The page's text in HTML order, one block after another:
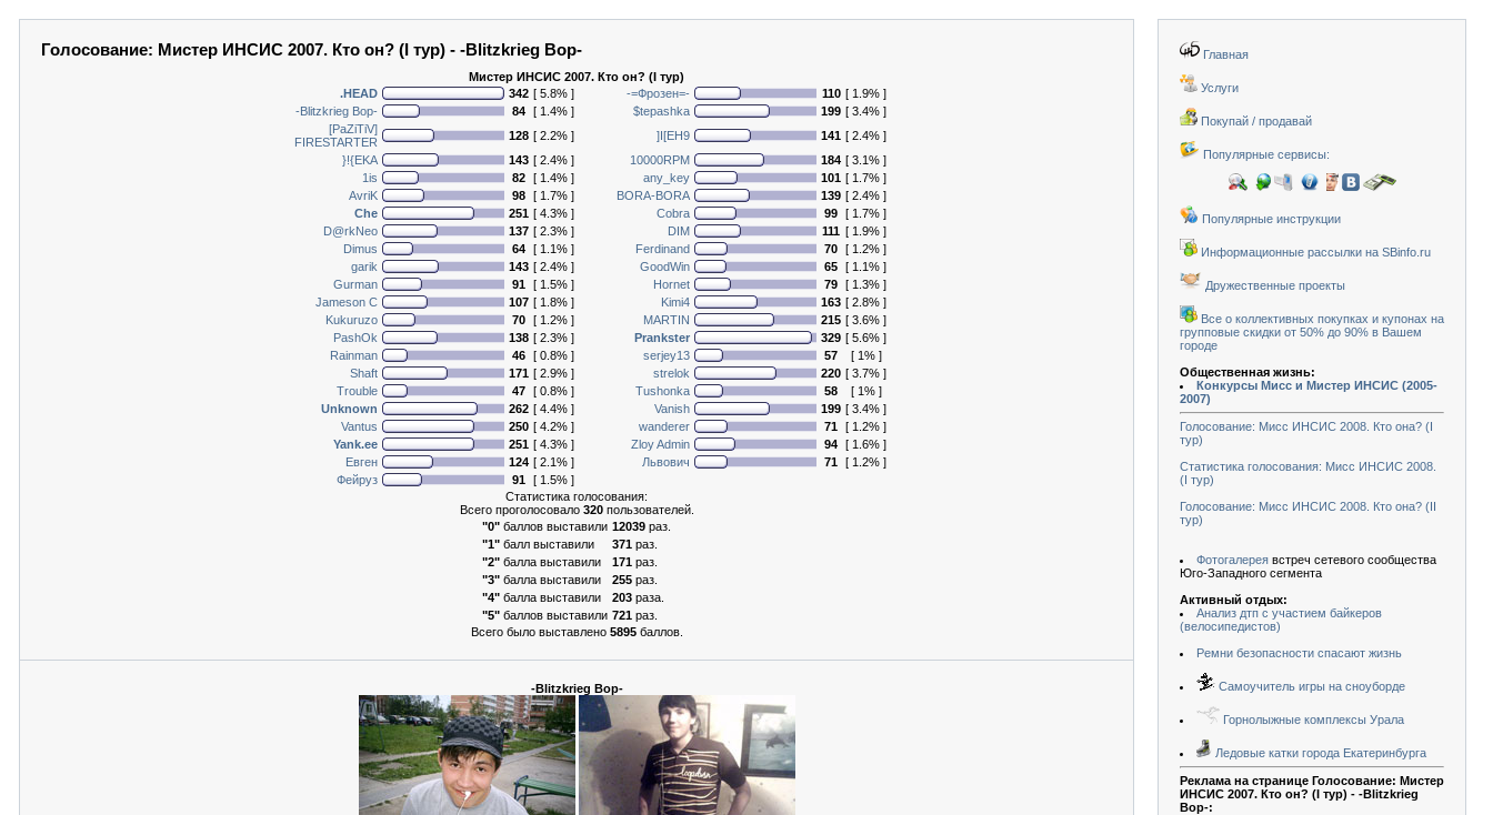
Голосование: Мистер ИНСИС 2007. Кто он? (I тур) - -Blitzkrieg Bop-
Мистер ИНСИС 2007. Кто он? (I тур)
.HEAD
342 [ 5.8% ] -=Фрозен=- 110 [ 1.9% ]
-Blitzkrieg Bop-
84 [ 1.4% ] $tepashka 199 [ 3.4% ]
[PaZiTiV]
FIRESTARTER
128 [ 2.2% ] ]I[EH9 141 [ 2.4% ]
}!{EKA
143 [ 2.4% ] 10000RPM 184 [ 3.1% ]
1is
82 [ 1.4% ] any_key 101 [ 1.7% ]
AvriK
98 [ 1.7% ] BORA-BORA 139 [ 2.4% ]
Che
251 [ 4.3% ] Cobra 99 [ 1.7% ]
D@rkNeo
137 [ 2.3% ] DIM 111 [ 1.9% ]
Dimus
64 [ 1.1% ] Ferdinand 70 [ 1.2% ]
garik
143 [ 2.4% ] GoodWin 65 [ 1.1% ]
Gurman
91 [ 1.5% ] Hornet 79 [ 1.3% ]
Jameson C
107 [ 1.8% ] Kimi4 163 [ 2.8% ]
Kukuruzo
70 [ 1.2% ] MARTIN 215 [ 3.6% ]
PashOk
138 [ 2.3% ] Prankster 329 [ 5.6% ]
Rainman
46 [ 0.8% ] serjey13 57
[ 1% ]
Shaft
171 [ 2.9% ] strelok 220 [ 3.7% ]
Trouble
47 [ 0.8% ] Tushonka 58
[ 1% ]
Unknown
262 [ 4.4% ] Vanish 199 [ 3.4% ]
Vantus
250 [ 4.2% ] wanderer 71 [ 1.2% ]
Yank.ee
251 [ 4.3% ] Zloy Admin 94 [ 1.6% ]
Евген
124 [ 2.1% ] Львович 71 [ 1.2% ]
Фейруз
91 [ 1.5% ]
Статистика голосования:
Всего проголосовало 320пользователей.
"0" баллов выставили 12039 раз.
"1" балл выставили 371 раз.
"2" балла выставили 171 раз.
"3" балла выставили 255 раз.
"4" балла выставили 203 раза.
"5" баллов выставили 721 раз.
Всего было выставлено 5895баллов.
-Blitzkrieg Bop-
Главная
Услуги
Покупай / продавай
Популярные сервисы:
Популярные инструкции
Информационные рассылки на SBinfo.ru
Дружественные проекты
Все о коллективных покупках и купонах на
групповые скидки от 50% до 90% в Вашем
городе
Общественная жизнь:
Конкурсы Мисс и Мистер ИНСИС (2005-
2007)
Голосование: Мисс ИНСИС 2008. Кто она? (I
тур)
Статистика голосования: Мисс ИНСИС 2008.
(I тур)
Голосование: Мисс ИНСИС 2008. Кто она? (II
тур)
Фотогалереявстреч сетевого сообщества
Юго-Западного сегмента
Активный отдых:
Анализ дтп с участием байкеров
(велосипедистов)
Ремни безопасности спасают жизнь
Самоучитель игры на сноуборде
Горнолыжные комплексы Урала
Ледовые катки города Екатеринбурга
Реклама на странице Голосование: Мистер
ИНСИС 2007. Кто он? (I тур) - -Blitzkrieg
Bop-: